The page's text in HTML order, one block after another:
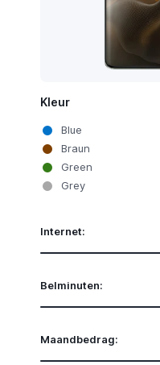
Kleur
Blue
Braun
Green
Grey
Internet:
Belminuten:
Maandbedrag: